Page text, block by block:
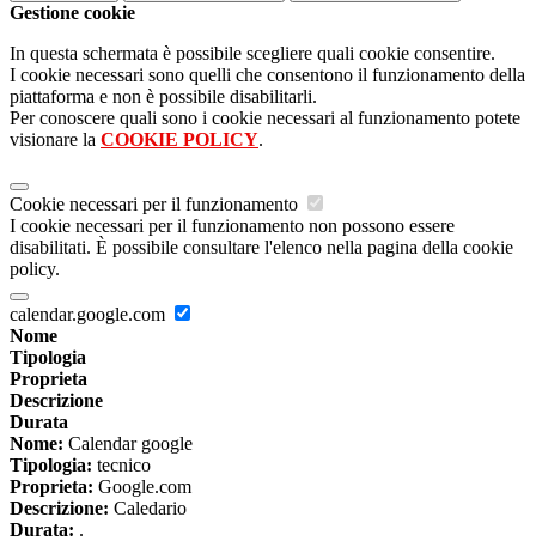
Gestione cookie
In questa schermata è possibile scegliere quali cookie consentire.
I cookie necessari sono quelli che consentono il funzionamento della
piattaforma e non è possibile disabilitarli.
Per conoscere quali sono i cookie necessari al funzionamento potete
visionare la COOKIE POLICY.
Cookie necessari per il funzionamento
I cookie necessari per il funzionamento non possono essere
disabilitati. È possibile consultare l'elenco nella pagina della cookie
policy.
calendar.google.com
Nome
Tipologia
Proprieta
Descrizione
Durata
Nome: Calendar google
Tipologia: tecnico
Proprieta: Google.com
Descrizione: Caledario
Durata: .